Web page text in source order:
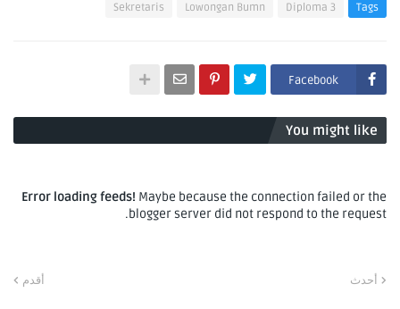
Tags
Diploma 3
Lowongan Bumn
Sekretaris
Facebook
You might like
Error loading feeds! Maybe because the connection failed or the
blogger server did not respond to the request.
أحدث أقدم